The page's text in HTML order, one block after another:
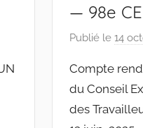
— 98e
Publié le14
Compte
du Conseil
des